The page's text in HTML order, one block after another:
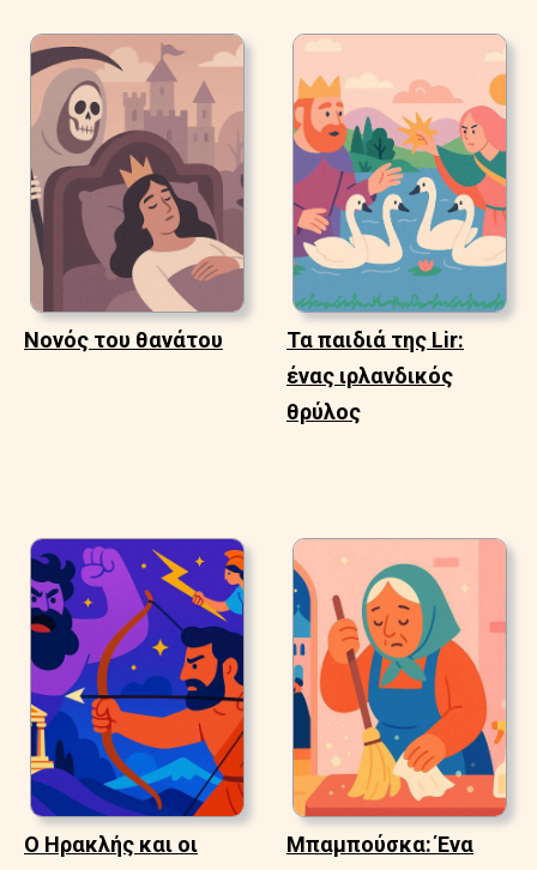
Νονός του θανάτου
Τα παιδιά της Lir:
ένας ιρλανδικός
θρύλος
Ο Ηρακλής και οι
Μπαμπούσκα: Ένα